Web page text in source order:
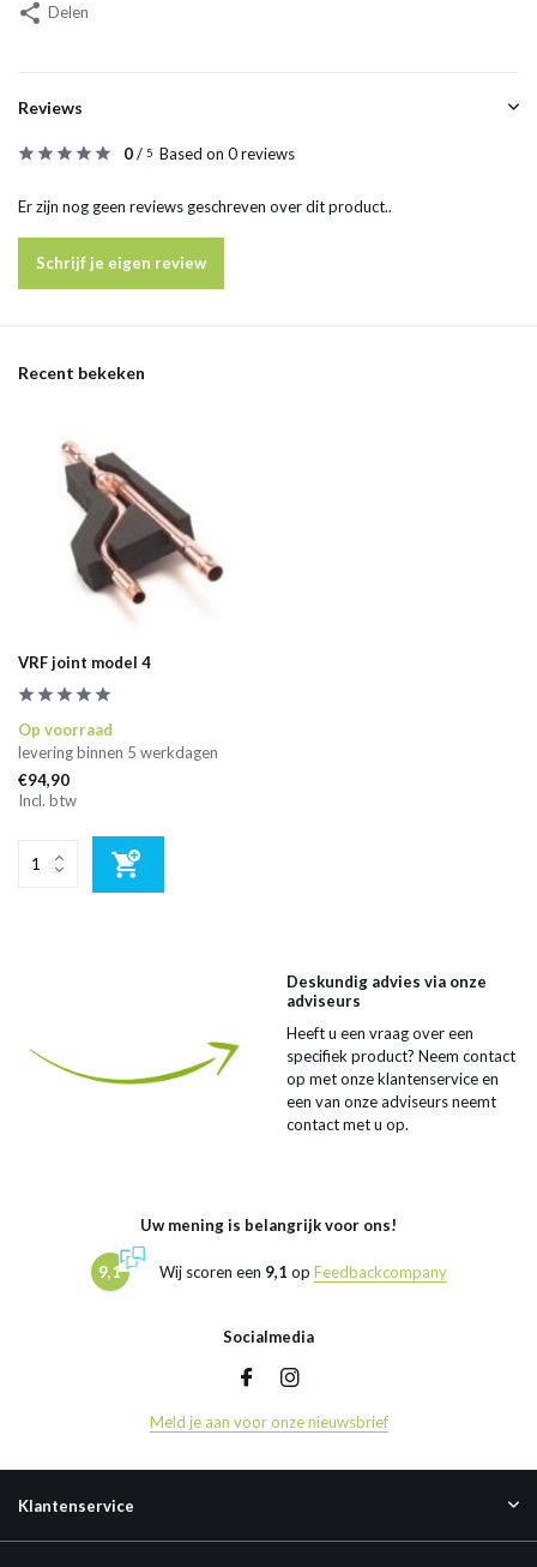
Delen
Reviews
0/ 5 Based on 0 reviews
Er zijn nog geen reviews geschreven over dit product..
Schrijf je eigen review
Recent bekeken
VRF joint model 4
Op voorraad
levering binnen 5 werkdagen
€94,90
Incl. btw
Deskundig advies via onze
adviseurs
Heeft u een vraag over een
specifiek product? Neem contact
op met onze klantenservice en
een van onze adviseurs neemt
contact met u op.
Uw mening is belangrijk voor ons!
9,1 Wij scoren een 9,1 op Feedbackcompany
Socialmedia
Meld je aan voor onze nieuwsbrief
Klantenservice